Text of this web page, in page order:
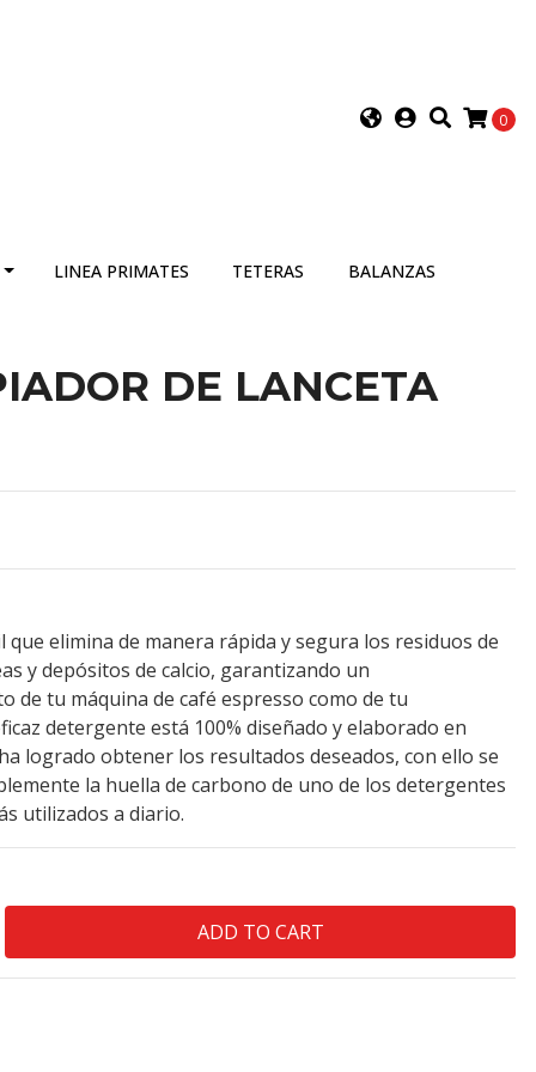
0
LINEA PRIMATES TETERAS BALANZAS
DE LANCETA
elimina de manera rápida y segura los residuos de
y depósitos de calcio, garantizando un
de tu máquina de café espresso como de tu
detergente está 100% diseñado y elaborado en
logrado obtener los resultados deseados, con ello se
la huella de carbono de uno de los detergentes
utilizados a diario.